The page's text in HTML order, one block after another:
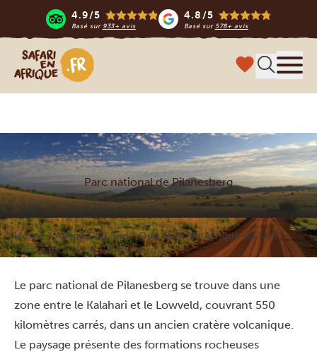
4.9/5
Basé sur 933+ avis
4.8/5
Basé sur 578+ avis
Safari en Afrique
Parc national de Pilanesberg
Home Afrique du Sud
Que faire en Afrique du Sud
Parc national de Pilanesberg
Le parc national de Pilanesberg se trouve dans une
zone entre le Kalahari et le Lowveld, couvrant 550
kilomètres carrés, dans un ancien cratère volcanique.
Le paysage présente des formations rocheuses